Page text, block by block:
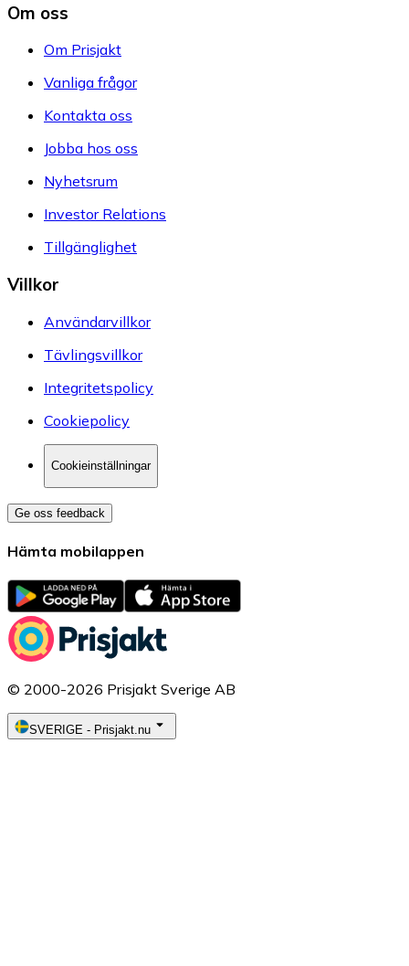
Om oss
Om Prisjakt
Vanliga frågor
Kontakta oss
Jobba hos oss
Nyhetsrum
Investor Relations
Tillgänglighet
Villkor
Användarvillkor
Tävlingsvillkor
Integritetspolicy
Cookiepolicy
Cookieinställningar
Ge oss feedback
Hämta mobilappen
© 2000-2026 Prisjakt Sverige AB
SVERIGE - Prisjakt.nu